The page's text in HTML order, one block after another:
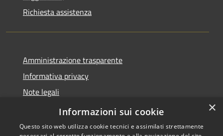
Richiesta assistenza
Amministrazione trasparente
Informativa privacy
Note legali
Dichiarazione di accessibilità
×
Informazioni sui cookie
Questo sito web utilizza cookie tecnici e assimilati strettamente